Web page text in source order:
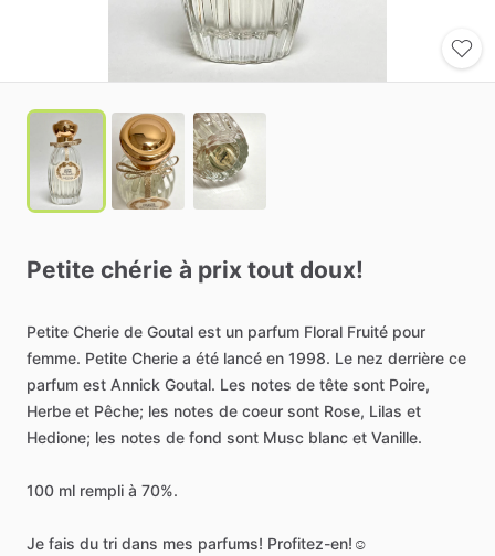
Petite chérie à prix tout doux!
Petite Cherie de Goutal est un parfum Floral Fruité pour
femme. Petite Cherie a été lancé en 1998. Le nez derrière ce
parfum est Annick Goutal. Les notes de tête sont Poire,
Herbe et Pêche; les notes de coeur sont Rose, Lilas et
Hedione; les notes de fond sont Musc blanc et Vanille.
100 ml rempli à 70%.
Je fais du tri dans mes parfums! Profitez-en!☺️